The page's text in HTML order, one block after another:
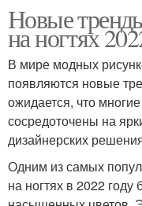
Новые
на ногтях
В мире модных
появляются новые
ожидается, что
сосредоточены на
дизайнерских
Одним из самых
на ногтях в 2022 году